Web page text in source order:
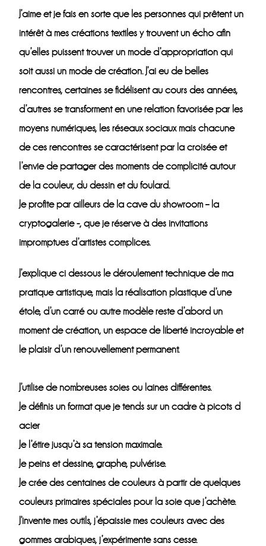
J’aime et je fais en sorte que les personnes qui prêtent un
intérêt à mes créations textiles y trouvent un écho afin
qu’elles puissent trouver un mode d’appropriation qui
soit aussi un mode de création. J’ai eu de belles
rencontres, certaines se fidélisent au cours des années,
d’autres se transforment en une relation favorisée par les
moyens numériques, les réseaux sociaux mais chacune
de ces rencontres se caractérisent par la croisée et
l’envie de partager des moments de complicité autour
de la couleur, du dessin et du foulard.
Je profite par ailleurs de la cave du showroom – la
cryptogalerie -, que je réserve à des invitations
impromptues d’artistes complices.
J’explique ci dessous le déroulement technique de ma
pratique artistique, mais la réalisation plastique d’une
étole, d’un carré ou autre modèle reste d’abord un
moment de création, un espace de liberté incroyable et
le plaisir d’un renouvellement permanent.
J’utilise de nombreuses soies ou laines différentes.
Je définis un format que je tends sur un cadre à picots d
acier
Je l’étire jusqu’à sa tension maximale.
Je peins et dessine, graphe, pulvérise.
Je crée des centaines de couleurs à partir de quelques
couleurs primaires spéciales pour la soie que j’achète.
J’invente mes outils, j’épaissie mes couleurs avec des
gommes arabiques, j’expérimente sans cesse.